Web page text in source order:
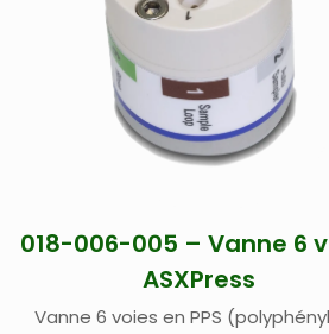
018-006-005 – Vanne 6
ASXPress
Vanne 6 voies en PPS